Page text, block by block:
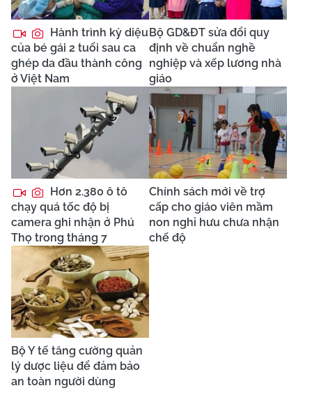
Hành trình kỳ diệu
của bé gái 2 tuổi sau ca
ghép da đầu thành công
ở Việt Nam
Bộ GD&ĐT sửa đổi quy
định về chuẩn nghề
nghiệp và xếp lương nhà
giáo
Hơn 2.380 ô tô
chạy quá tốc độ bị
camera ghi nhận ở Phú
Thọ trong tháng 7
Chính sách mới về trợ
cấp cho giáo viên mầm
non nghỉ hưu chưa nhận
chế độ
Bộ Y tế tăng cường quản
lý dược liệu để đảm bảo
an toàn người dùng